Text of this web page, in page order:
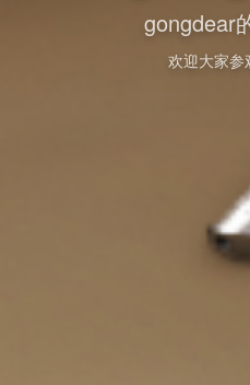
gongdear
欢迎大家参